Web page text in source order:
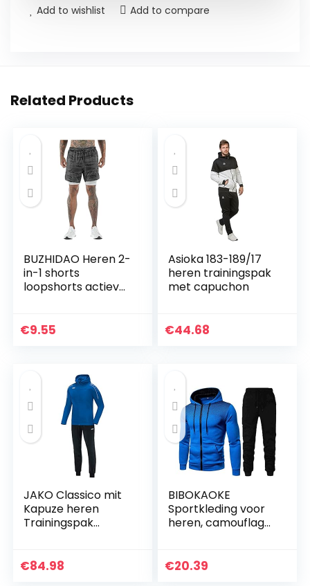
Add to wishlist Add to compare
Related Products
BUZHIDAO Heren 2-
in-1 shorts
loopshorts actieve
compressieshorts
€9.55
Asioka 183-189/17
heren trainingspak
met capuchon
€44.68
JAKO Classico mit
Kapuze heren
Trainingspak
€84.98
BIBOKAOKE
Sportkleding voor
heren, camouflage,
sneldrogend,
€20.39